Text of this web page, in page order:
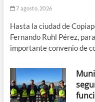
7 agosto, 2026
Hasta la ciudad de
Fernando Ruhl Pérez,
importante convenio de